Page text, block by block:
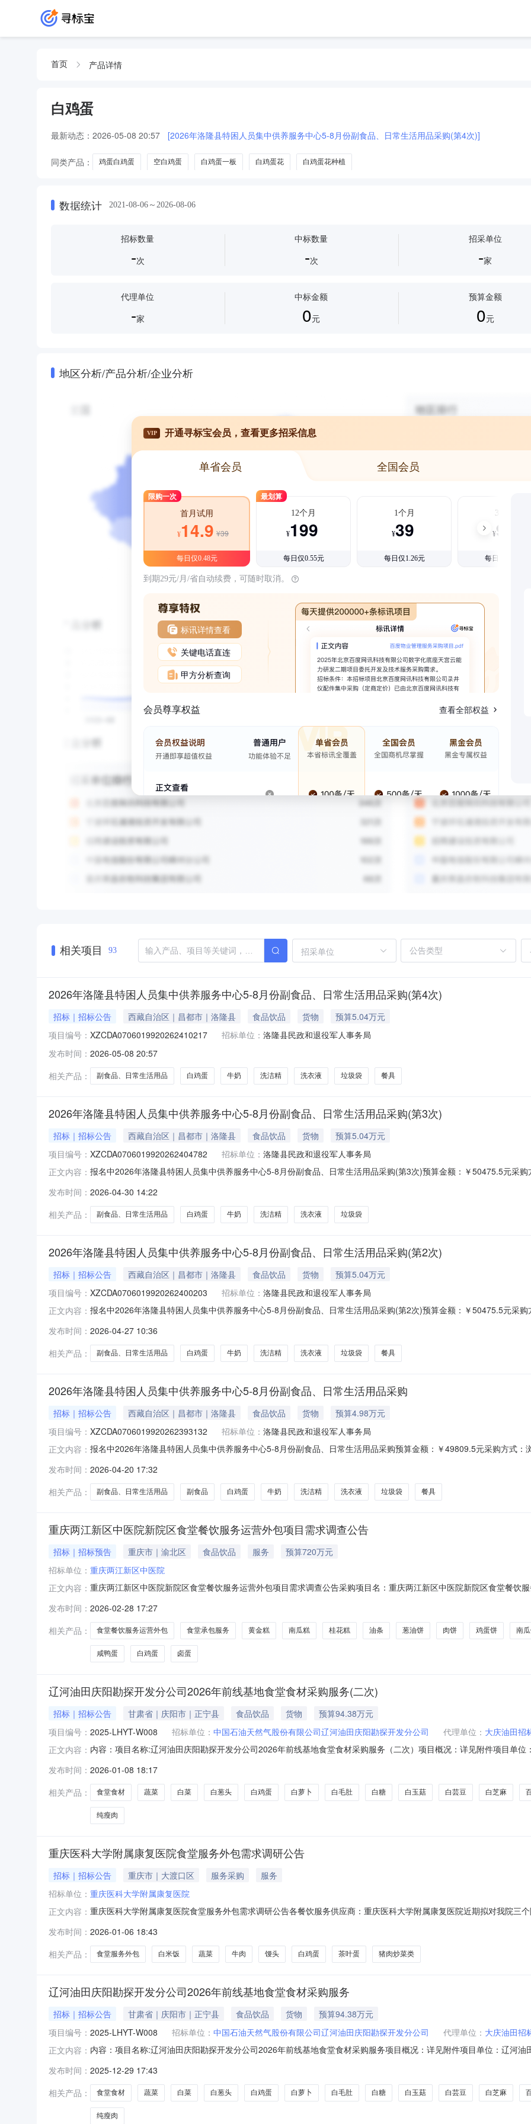
首页 产品详情
白鸡蛋
最新动态： 2026-05-08 20:57 [2026年洛隆县特困人员集中供养服务中心5-8月份副食品、日常生活用品采购(第4次)]
同类产品： 鸡蛋白鸡蛋 空白鸡蛋 白鸡蛋一板 白鸡蛋花 白鸡蛋花种植
数据统计 2021-08-06～2026-08-06
招标数量
-次
中标数量
-次
招采单位
-家
代理单位
-家
中标金额
0元
预算金额
0元
地区分析/产品分析/企业分析
VIP 开通寻标宝会员，查看更多招采信息
单省会员 全国会员
限购一次
首月试用
¥14.9 ¥39
每日仅0.48元
最划算
12个月
¥199
每日仅0.55元
1个月
¥39
每日仅1.26元
3个月
¥99
每日仅1.08元
到期29元/月/省自动续费，可随时取消。
标讯详情查看
关键电话直连
甲方分析查询
会员尊享权益 查看全部权益
相关项目 93 招采单位
2026年洛隆县特困人员集中供养服务中心5-8月份副食品、日常生活用品采购(第4次)
招标｜招标公告 西藏自治区｜昌都市｜洛隆县 食品饮品 货物
预算5.04万元
项目编号： XZCDA0706019920262410217 招标单位： 洛隆县民政和退役军人事务局
发布时间： 2026-05-08 20:57
相关产品：
副食品、日常生活用品 白鸡蛋 牛奶 洗洁精 洗衣液 垃圾袋 餐具
2026年洛隆县特困人员集中供养服务中心5-8月份副食品、日常生活用品采购(第3次)
招标｜招标公告 西藏自治区｜昌都市｜洛隆县 食品饮品 货物
预算5.04万元
项目编号： XZCDA0706019920262404782 招标单位： 洛隆县民政和退役军人事务局
正文内容： 报名中2026年洛隆县特困人员集中供养服务中心5-8月份副食品、日常生活用品采购(第3次)预算金额：￥50475.5元采
价格最低服务实施地：西藏自治区昌都市洛隆县洛隆县特困人员集中供养服务中心：文件下载1预览1联系人：***报名
发布时间： 2026-04-30 14:22
相关产品：
副食品、日常生活用品 白鸡蛋 牛奶 洗洁精 洗衣液 垃圾袋
2026年洛隆县特困人员集中供养服务中心5-8月份副食品、日常生活用品采购(第2次)
招标｜招标公告 西藏自治区｜昌都市｜洛隆县 食品饮品 货物
预算5.04万元
项目编号： XZCDA0706019920262400203 招标单位： 洛隆县民政和退役军人事务局
正文内容： 报名中2026年洛隆县特困人员集中供养服务中心5-8月份副食品、日常生活用品采购(第2次)预算金额：￥50475.5元采
价格最低服务实施地：西藏自治区昌都市洛隆县洛隆县特困人员集中供养服务中心：文件下载1预览1联系人：***报名
发布时间： 2026-04-27 10:36
相关产品：
副食品、日常生活用品 白鸡蛋 牛奶 洗洁精 洗衣液 垃圾袋 餐具
2026年洛隆县特困人员集中供养服务中心5-8月份副食品、日常生活用品采购
招标｜招标公告 西藏自治区｜昌都市｜洛隆县 食品饮品 货物
预算4.98万元
项目编号： XZCDA0706019920262393132 招标单位： 洛隆县民政和退役军人事务局
正文内容： 报名中2026年洛隆县特困人员集中供养服务中心5-8月份副食品、日常生活用品采购预算金额：￥49809.5元采购方式
最低服务实施地：西藏自治区昌都市洛隆县洛隆县特困人员集中供养服务中心：文件下载1预览1联系人：***报名结束
发布时间： 2026-04-20 17:32
相关产品：
副食品、日常生活用品 副食品 白鸡蛋 牛奶 洗洁精 洗衣液 垃圾袋 餐具
重庆两江新区中医院新院区食堂餐饮服务运营外包项目需求调查公告
招标｜招标预告 重庆市｜渝北区 食品饮品 服务
预算720万元
招标单位： 重庆两江新区中医院
正文内容： 重庆两江新区中医院新院区食堂餐饮服务运营外包项目需求调查公告采购项目名：重庆两江新区中医院新院区食堂餐饮
房，不区分职工和患者食堂即两名中标供应商均可供应医院职工，患者及家属一日三餐。预算金额:7200000.00万元预
发布时间： 2026-02-28 17:27
相关产品：
食堂餐饮服务运营外包 食堂承包服务 黄金糕 南瓜糕 桂花糕 油条 葱油饼 肉饼 鸡蛋饼 南
咸鸭蛋 白鸡蛋 卤蛋
辽河油田庆阳勘探开发分公司2026年前线基地食堂食材采购服务(二次)
招标｜招标公告 甘肃省｜庆阳市｜正宁县 食品饮品 货物
预算94.38万元
项目编号： 2025-LHYT-W008 招标单位： 中国石油天然气股份有限公司辽河油田庆阳勘探开发分公司 代理单位： 大庆油田招
正文内容： 内容：项目名称:辽河油田庆阳勘探开发分公司2026年前线基地食堂食材采购服务（二次）项目概况：详见附件项目单
02968320501其他：无2025-LHYT-W008（二次）谈判公告附件.docx
发布时间： 2026-01-08 18:17
相关产品：
食堂食材 蔬菜 白菜 白葱头 白鸡蛋 白萝卜 白毛肚 白糖 白玉菇 白芸豆 白芝麻
纯瘦肉
重庆医科大学附属康复医院食堂服务外包需求调研公告
招标｜招标公告 重庆市｜大渡口区 服务采购
服务
招标单位： 重庆医科大学附属康复医院
正文内容： 重庆医科大学附属康复医院食堂服务外包需求调研公告各餐饮服务供应商：重庆医科大学附属康复医院近期拟对我院三
市主城大渡口区金桥路12号）2.大公馆院区（重庆市九龙坡区谢家湾文化七村50号）3.黄水院区（重庆市石柱自治县黄
况请自行踏勘。四、供应商须知1.具
发布时间： 2026-01-06 18:43
相关产品：
食堂服务外包 白米饭 蔬菜 牛肉 馒头 白鸡蛋 茶叶蛋 猪肉炒菜类
辽河油田庆阳勘探开发分公司2026年前线基地食堂食材采购服务
招标｜招标公告 甘肃省｜庆阳市｜正宁县 食品饮品 货物
预算94.38万元
项目编号： 2025-LHYT-W008 招标单位： 中国石油天然气股份有限公司辽河油田庆阳勘探开发分公司 代理单位： 大庆油田招
正文内容： 内容：项目名称:辽河油田庆阳勘探开发分公司2026年前线基地食堂食材采购服务项目概况：详见附件项目单位：辽河
其他：无2025-LHYT-W008谈判公告附件.docx
发布时间： 2025-12-29 17:43
相关产品：
食堂食材 蔬菜 白菜 白葱头 白鸡蛋 白萝卜 白毛肚 白糖 白玉菇 白芸豆 白芝麻
纯瘦肉